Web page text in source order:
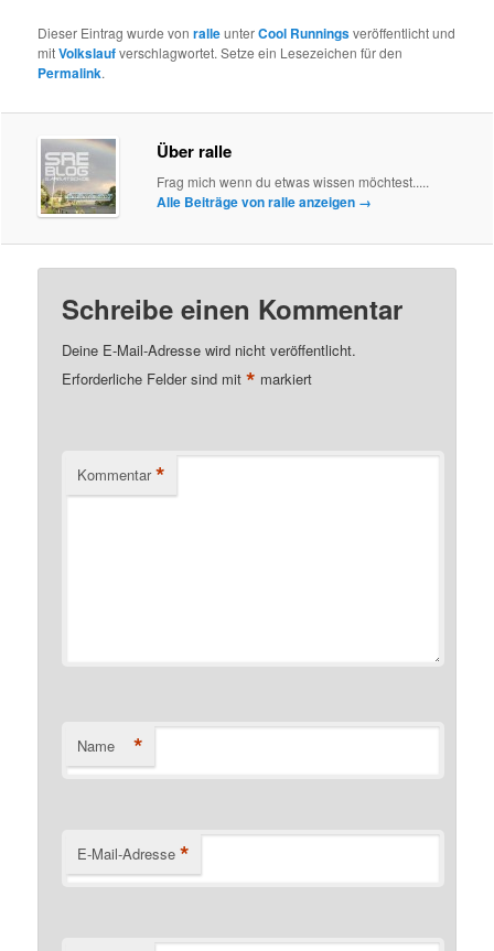
Dieser Eintrag wurde vonralleunterCool Runningsveröffentlicht und
mitVolkslaufverschlagwortet. Setze ein Lesezeichen für den
Permalink.
Über ralle
Frag mich wenn du etwas wissen möchtest.....
Alle Beiträge von ralle anzeigen →
Schreibe einen Kommentar
Deine E-Mail-Adresse wird nicht veröffentlicht.
Erforderliche Felder sind mit* markiert
Kommentar *
Name *
E-Mail-Adresse *